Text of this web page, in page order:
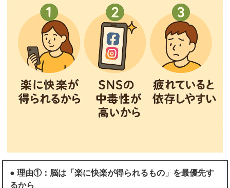
● 理由①：脳は「楽に快楽が得られるもの」を最優先す
るから